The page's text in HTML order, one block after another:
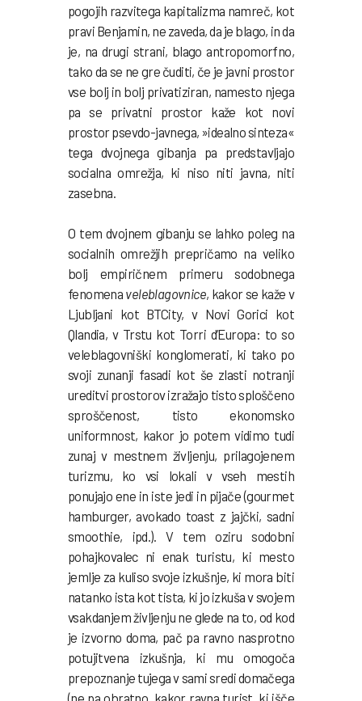
pogojih razvitega kapitalizma namreč, kot
pravi Benjamin, ne zaveda, da je blago, in da
je, na drugi strani, blago antropomorfno,
tako da se ne gre čuditi, če je javni prostor
vse bolj in bolj privatiziran, namesto njega
pa se privatni prostor kaže kot novi
prostor psevdo-javnega, »idealno sinteza«
tega dvojnega gibanja pa predstavljajo
socialna omrežja, ki niso niti javna, niti
zasebna.
O tem dvojnem gibanju se lahko poleg na
socialnih omrežjih prepričamo na veliko
bolj empiričnem primeru sodobnega
fenomena veleblagovnice, kakor se kaže v
Ljubljani kot BTCity, v Novi Gorici kot
Qlandia, v Trstu kot Torri d’Europa: to so
veleblagovniški konglomerati, ki tako po
svoji zunanji fasadi kot še zlasti notranji
ureditvi prostorov izražajo tisto sploščeno
sproščenost, tisto ekonomsko
uniformnost, kakor jo potem vidimo tudi
zunaj v mestnem življenju, prilagojenem
turizmu, ko vsi lokali v vseh mestih
ponujajo ene in iste jedi in pijače (gourmet
hamburger, avokado toast z jajčki, sadni
smoothie, ipd.). V tem oziru sodobni
pohajkovalec ni enak turistu, ki mesto
jemlje za kuliso svoje izkušnje, ki mora biti
natanko ista kot tista, ki jo izkuša v svojem
vsakdanjem življenju ne glede na to, od kod
je izvorno doma, pač pa ravno nasprotno
potujitvena izkušnja, ki mu omogoča
prepoznanje tujega v sami sredi domačega